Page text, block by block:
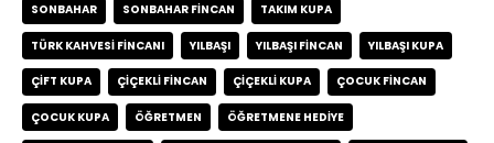
SONBAHAR SONBAHAR FINCAN TAKIM KUPA
TÜRK KAHVESI FINCANI YILBAŞI YILBAŞI FINCAN YILBAŞI KUPA
ÇIFT KUPA ÇIÇEKLI FINCAN ÇIÇEKLI KUPA ÇOCUK FINCAN
ÇOCUK KUPA ÖĞRETMEN ÖĞRETMENE HEDIYE